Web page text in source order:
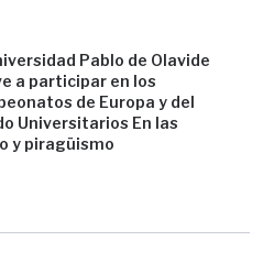
Pablo de Olavide
a participar en los
de Europa y del
Universitarios En las
y piragüismo